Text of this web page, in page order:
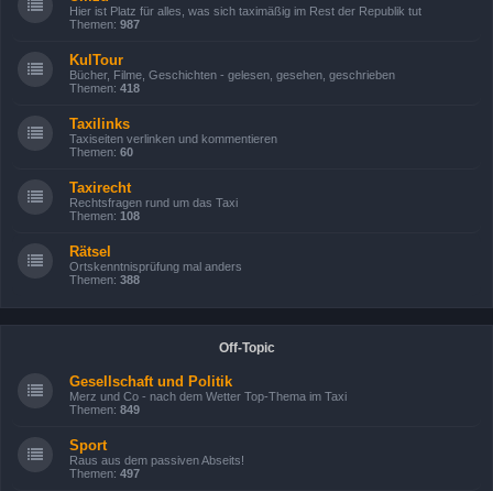
Hier ist Platz für alles, was sich taximäßig im Rest der Republik tut
Themen: 987
KulTour
Bücher, Filme, Geschichten - gelesen, gesehen, geschrieben
Themen: 418
Taxilinks
Taxiseiten verlinken und kommentieren
Themen: 60
Taxirecht
Rechtsfragen rund um das Taxi
Themen: 108
Rätsel
Ortskenntnisprüfung mal anders
Themen: 388
Off-Topic
Gesellschaft und Politik
Merz und Co - nach dem Wetter Top-Thema im Taxi
Themen: 849
Sport
Raus aus dem passiven Abseits!
Themen: 497